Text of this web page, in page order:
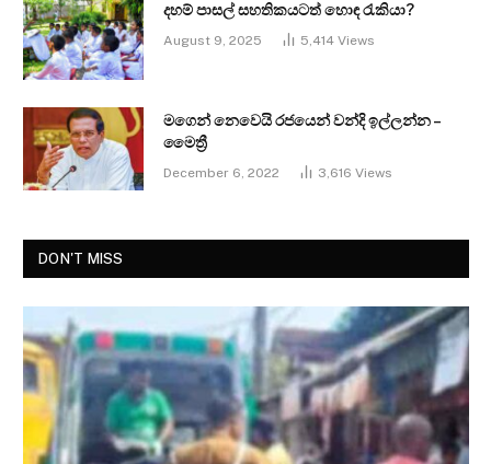
දහම් පාසල් සහතිකයටත් හොඳ රැකියා?
August 9, 2025 5,414 Views
මගෙන් නෙවෙයි රජයෙන් වන්දි ඉල්ලන්න –
මෛත්‍රී
December 6, 2022 3,616 Views
DON'T MISS